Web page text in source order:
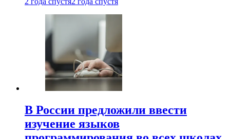
В России предложили ввести
изучение языков